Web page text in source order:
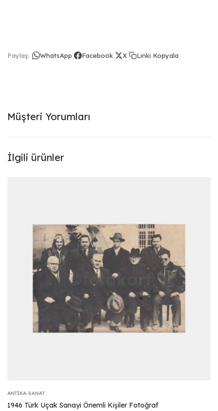
Paylaş: WhatsApp Facebook X Linki Kopyala
Müşteri Yorumları
İlgili ürünler
ANTIKA-SANAT
1946 Türk Uçak Sanayi Önemli Kişiler Fotoğraf